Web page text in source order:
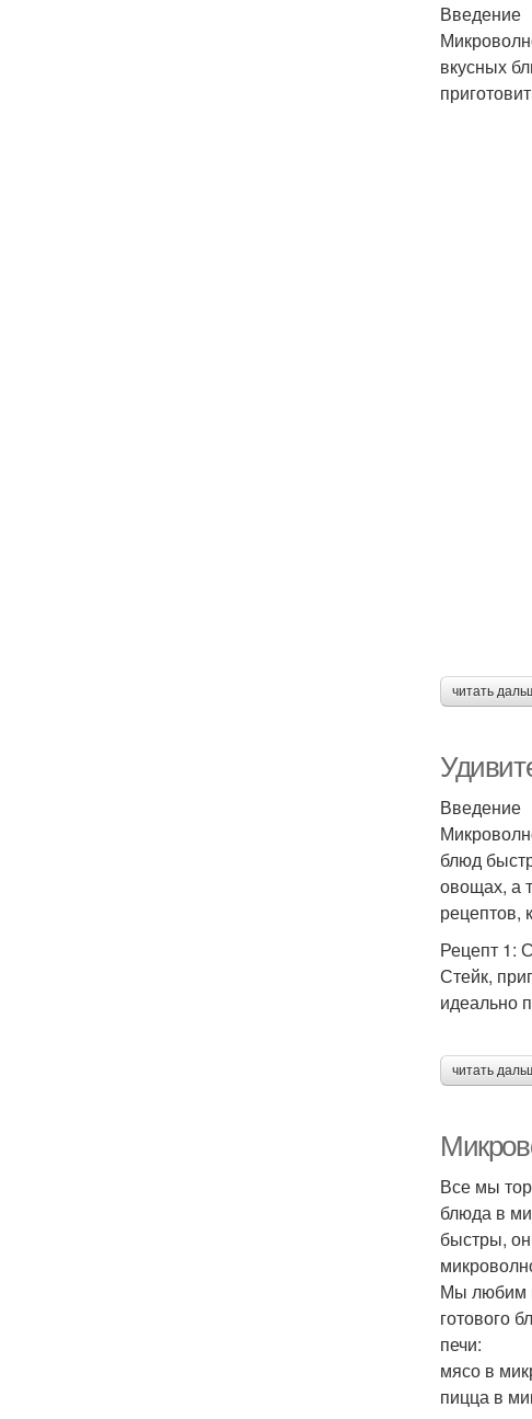
Введение
вкусных
читать
Введение
блюд
овощах, а
рецептов,
Рецепт 1:
Стейк,
идеально
читать
Все мы
блюда в
быстры,
Мы любим
готового
печи:
мясо в
пицца в